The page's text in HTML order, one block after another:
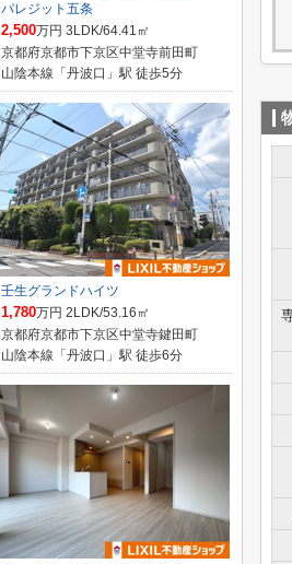
パレジット五条
2,500万円 3LDK/64.41㎡
京都府京都市下京区中堂寺前田町
山陰本線「丹波口」駅 徒歩5分
壬生グランドハイツ
1,780万円 2LDK/53.16㎡
京都府京都市下京区中堂寺鍵田町
山陰本線「丹波口」駅 徒歩6分